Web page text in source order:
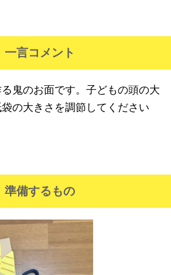
一言コメント
鬼のお面です。子どもの頭の大
の大きさを調節してください
準備するもの